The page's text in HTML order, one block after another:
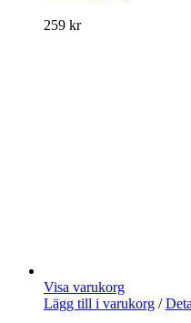
259 kr
Visa varukorg
Lägg till i varukorg /